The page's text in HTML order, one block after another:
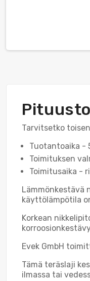
Tarvitsetko
Tuotantoaika -
Toimituksen
Toimitusaika -
Lämmönkestävä
käyttölämpötila
Korkean
Evek GmbH
Tämä teräslaji
ilmassa tai